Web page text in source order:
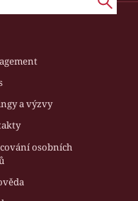
a výzvy
osobních